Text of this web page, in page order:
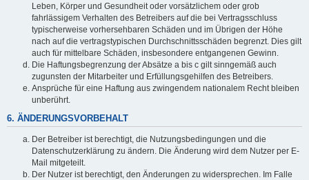
Leben, Körper und Gesundheit oder vorsätzlichem oder grob
fahrlässigem Verhalten des Betreibers auf die bei Vertragsschluss
typischerweise vorhersehbaren Schäden und im Übrigen der Höhe
nach auf die vertragstypischen Durchschnittsschäden begrenzt. Dies gilt
auch für mittelbare Schäden, insbesondere entgangenen Gewinn.
Die Haftungsbegrenzung der Absätze a bis c gilt sinngemäß auch
zugunsten der Mitarbeiter und Erfüllungsgehilfen des Betreibers.
Ansprüche für eine Haftung aus zwingendem nationalem Recht bleiben
unberührt.
6. ÄNDERUNGSVORBEHALT
Der Betreiber ist berechtigt, die Nutzungsbedingungen und die
Datenschutzerklärung zu ändern. Die Änderung wird dem Nutzer per E-
Mail mitgeteilt.
Der Nutzer ist berechtigt, den Änderungen zu widersprechen. Im Falle